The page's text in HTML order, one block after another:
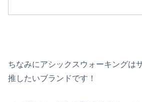
ちなみにアシックスウォーキングは
推したいブランドです！